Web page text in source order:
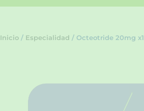
Inicio / Especialidad / Octeotride 20mg x1